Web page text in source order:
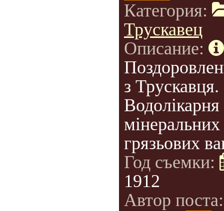
Категория:
Трускавец
Описание:
з Трускавця.
Водолікарня
мінеральних
грязьових
Год съемки:
1912
Автор